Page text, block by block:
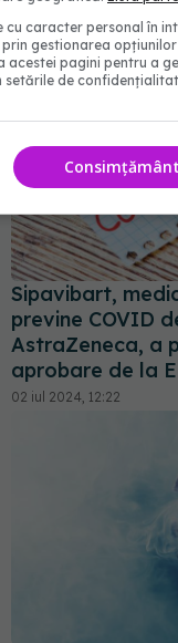
Sipavibart,
previne COVID
AstraZeneca, a
aprobare de la
02 iul 2024, 12:22
caracter personal în
gestionarea opțiunilor
acestei pagini pentru a
setările de
Consimțământ